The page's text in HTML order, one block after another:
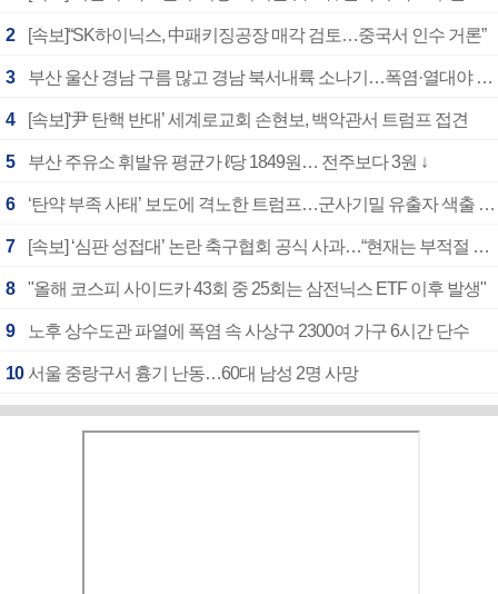
2 [속보]“SK하이닉스, 中패키징공장 매각 검토…중국서 인수 거론”
3 부산 울산 경남 구름 많고 경남 북서내륙 소나기…폭염·열대야 계속
4 [속보]‘尹 탄핵 반대’ 세계로교회 손현보, 백악관서 트럼프 접견
5 부산 주유소 휘발유 평균가 ℓ당 1849원… 전주보다 3원 ↓
6 ‘탄약 부족 사태’ 보도에 격노한 트럼프…군사기밀 유출자 색출 지시
7 [속보] ‘심판 성접대’ 논란 축구협회 공식 사과…“현재는 부적절 행위 없어”
8 "올해 코스피 사이드카 43회 중 25회는 삼전닉스 ETF 이후 발생"
9 노후 상수도관 파열에 폭염 속 사상구 2300여 가구 6시간 단수
10 서울 중랑구서 흉기 난동…60대 남성 2명 사망